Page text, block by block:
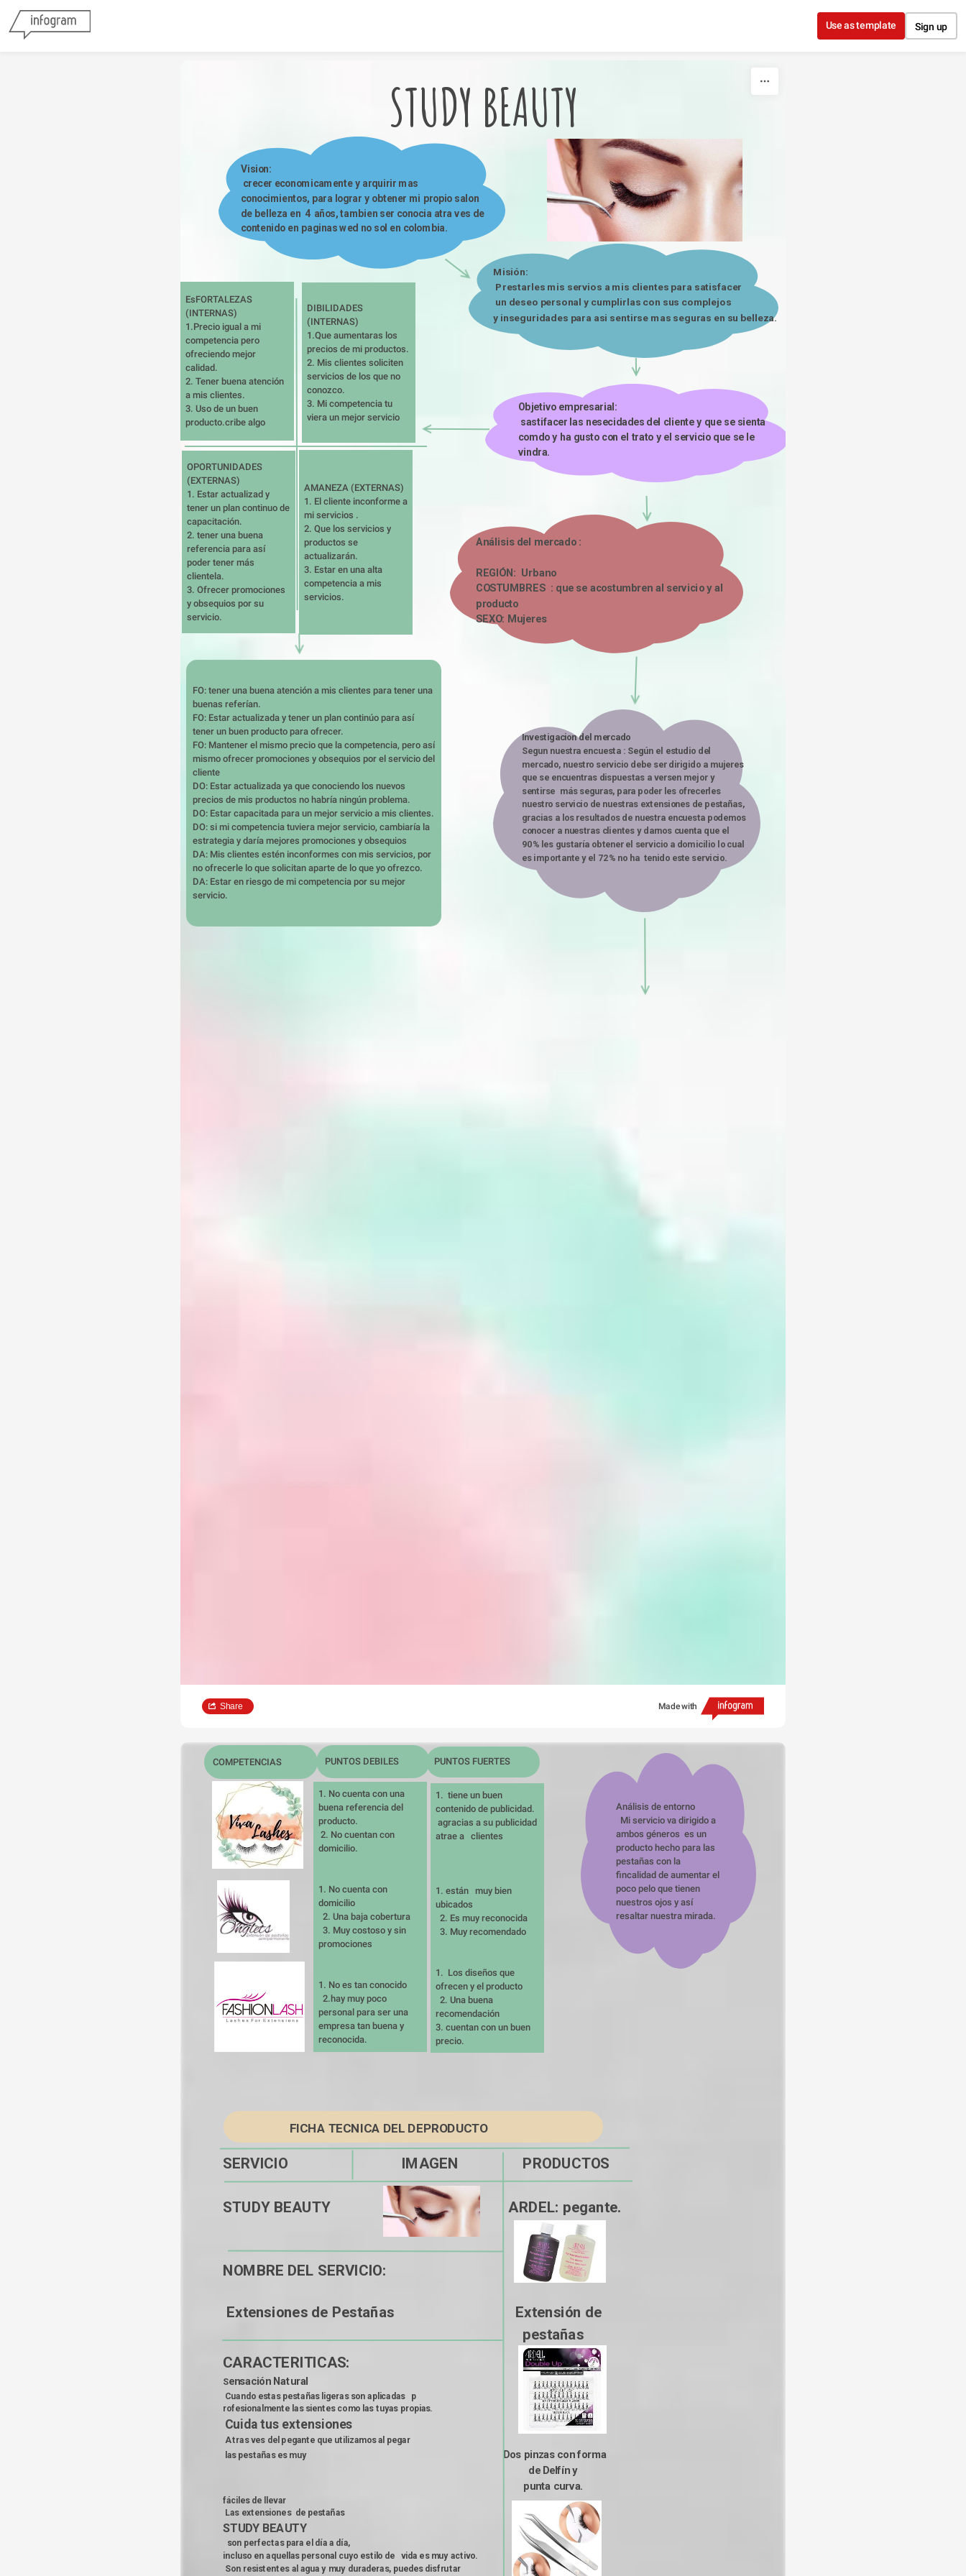
Use as template Sign up
STUDY BEAUTY
Vision:
conocimientos, para lograr y obtener mi propio salon
de belleza en  4 años, tambien ser conocia atra ves de
contenido en paginas wed no sol en colombia.
Misión:
Prestarles mis servios a mis clientes para satisfacer
un deseo personal y cumplirlas con sus complejos
y inseguridades para asi sentirse mas seguras en su belleza.
EsFORTALEZAS
(INTERNAS)
1.Precio igual a mi
competencia pero
ofreciendo mejor
calidad.
2. Tener buena atención
a mis clientes.
3. Uso de un buen
producto.cribe algo
DIBILIDADES
(INTERNAS)
1.Que aumentaras los
precios de mi productos.
2. Mis clientes soliciten
servicios de los que no
conozco.
3. Mi competencia tu
viera un mejor servicio
Objetivo empresarial:
comdo y ha gusto con el trato y el servicio que se le
vindra.
AMANEZA (EXTERNAS)
1. El cliente inconforme a
mi servicios .
2. Que los servicios y
productos se
actualizarán.
3. Estar en una alta
competencia a mis
servicios.
OPORTUNIDADES
(EXTERNAS)
1. Estar actualizad y
tener un plan continuo de
capacitación.
2. tener una buena
referencia para así
poder tener más
clientela.
3. Ofrecer promociones
y obsequios por su
servicio.
Análisis del mercado :
REGIÓN:  Urbano
COSTUMBRES  : que se acostumbren al servicio y al
producto
SEXO: Mujeres
FO: tener una buena atención a mis clientes para tener una
buenas referían.
FO: Estar actualizada y tener un plan continúo para así
tener un buen producto para ofrecer.
FO: Mantener el mismo precio que la competencia, pero así
mismo ofrecer promociones y obsequios por el servicio del
cliente
DO: Estar actualizada ya que conociendo los nuevos
precios de mis productos no habría ningún problema.
DO: Estar capacitada para un mejor servicio a mis clientes.
DO: si mi competencia tuviera mejor servicio, cambiaría la
estrategia y daría mejores promociones y obsequios
DA: Mis clientes estén inconformes con mis servicios, por
no ofrecerle lo que solicitan aparte de lo que yo ofrezco.
DA: Estar en riesgo de mi competencia por su mejor
servicio.
Investigacion del mercado
Segun nuestra encuesta : Según el estudio del
mercado, nuestro servicio debe ser dirigido a mujeres
que se encuentras dispuestas a versen mejor y
sentirse  más seguras, para poder les ofrecerles
nuestro servicio de nuestras extensiones de pestañas,
gracias a los resultados de nuestra encuesta podemos
conocer a nuestras clientes y darnos cuenta que el
90% les gustaría obtener el servicio a domicilio lo cual
Share Made with
COMPETENCIAS PUNTOS DEBILES PUNTOS FUERTES
Análisis de entorno
ambos géneros  es un
producto hecho para las
pestañas con la
fincalidad de aumentar el
poco pelo que tienen
nuestros ojos y así
resaltar nuestra mirada.
1. No cuenta con una
buena referencia del
producto.
domicilio.
1. No cuenta con
domicilio
promociones
1. No es tan conocido
personal para ser una
empresa tan buena y
reconocida.
1.  tiene un buen
contenido de publicidad.
atrae a   clientes
1. están   muy bien
ubicados
  3. Muy recomendado
1.  Los diseños que
ofrecen y el producto
recomendación
3. cuentan con un buen
precio.
FICHA TECNICA DEL DEPRODUCTO
SERVICIO                                IMAGEN                  PRODUCTOS
STUDY BEAUTY                                                  ARDEL: pegante.
NOMBRE DEL SERVICIO:
                                                                                    pestañas
CARACTERITICAS:
Sensación Natural
Cuando estas pestañas ligeras son aplicadas   p
rofesionalmente las sientes como las tuyas propias.
Cuida tus extensiones
A tras ves del pegante que utilizamos al pegar
las pestañas es muy
  Dos pinzas con forma
                                                                                                                      punta curva.
fáciles de llevar
Las extensiones  de pestañas
STUDY BEAUTY
  son perfectas para el día a día,
incluso en aquellas personal cuyo estilo de   vida es muy activo.
Son resistentes al agua y muy duraderas, puedes disfrutar